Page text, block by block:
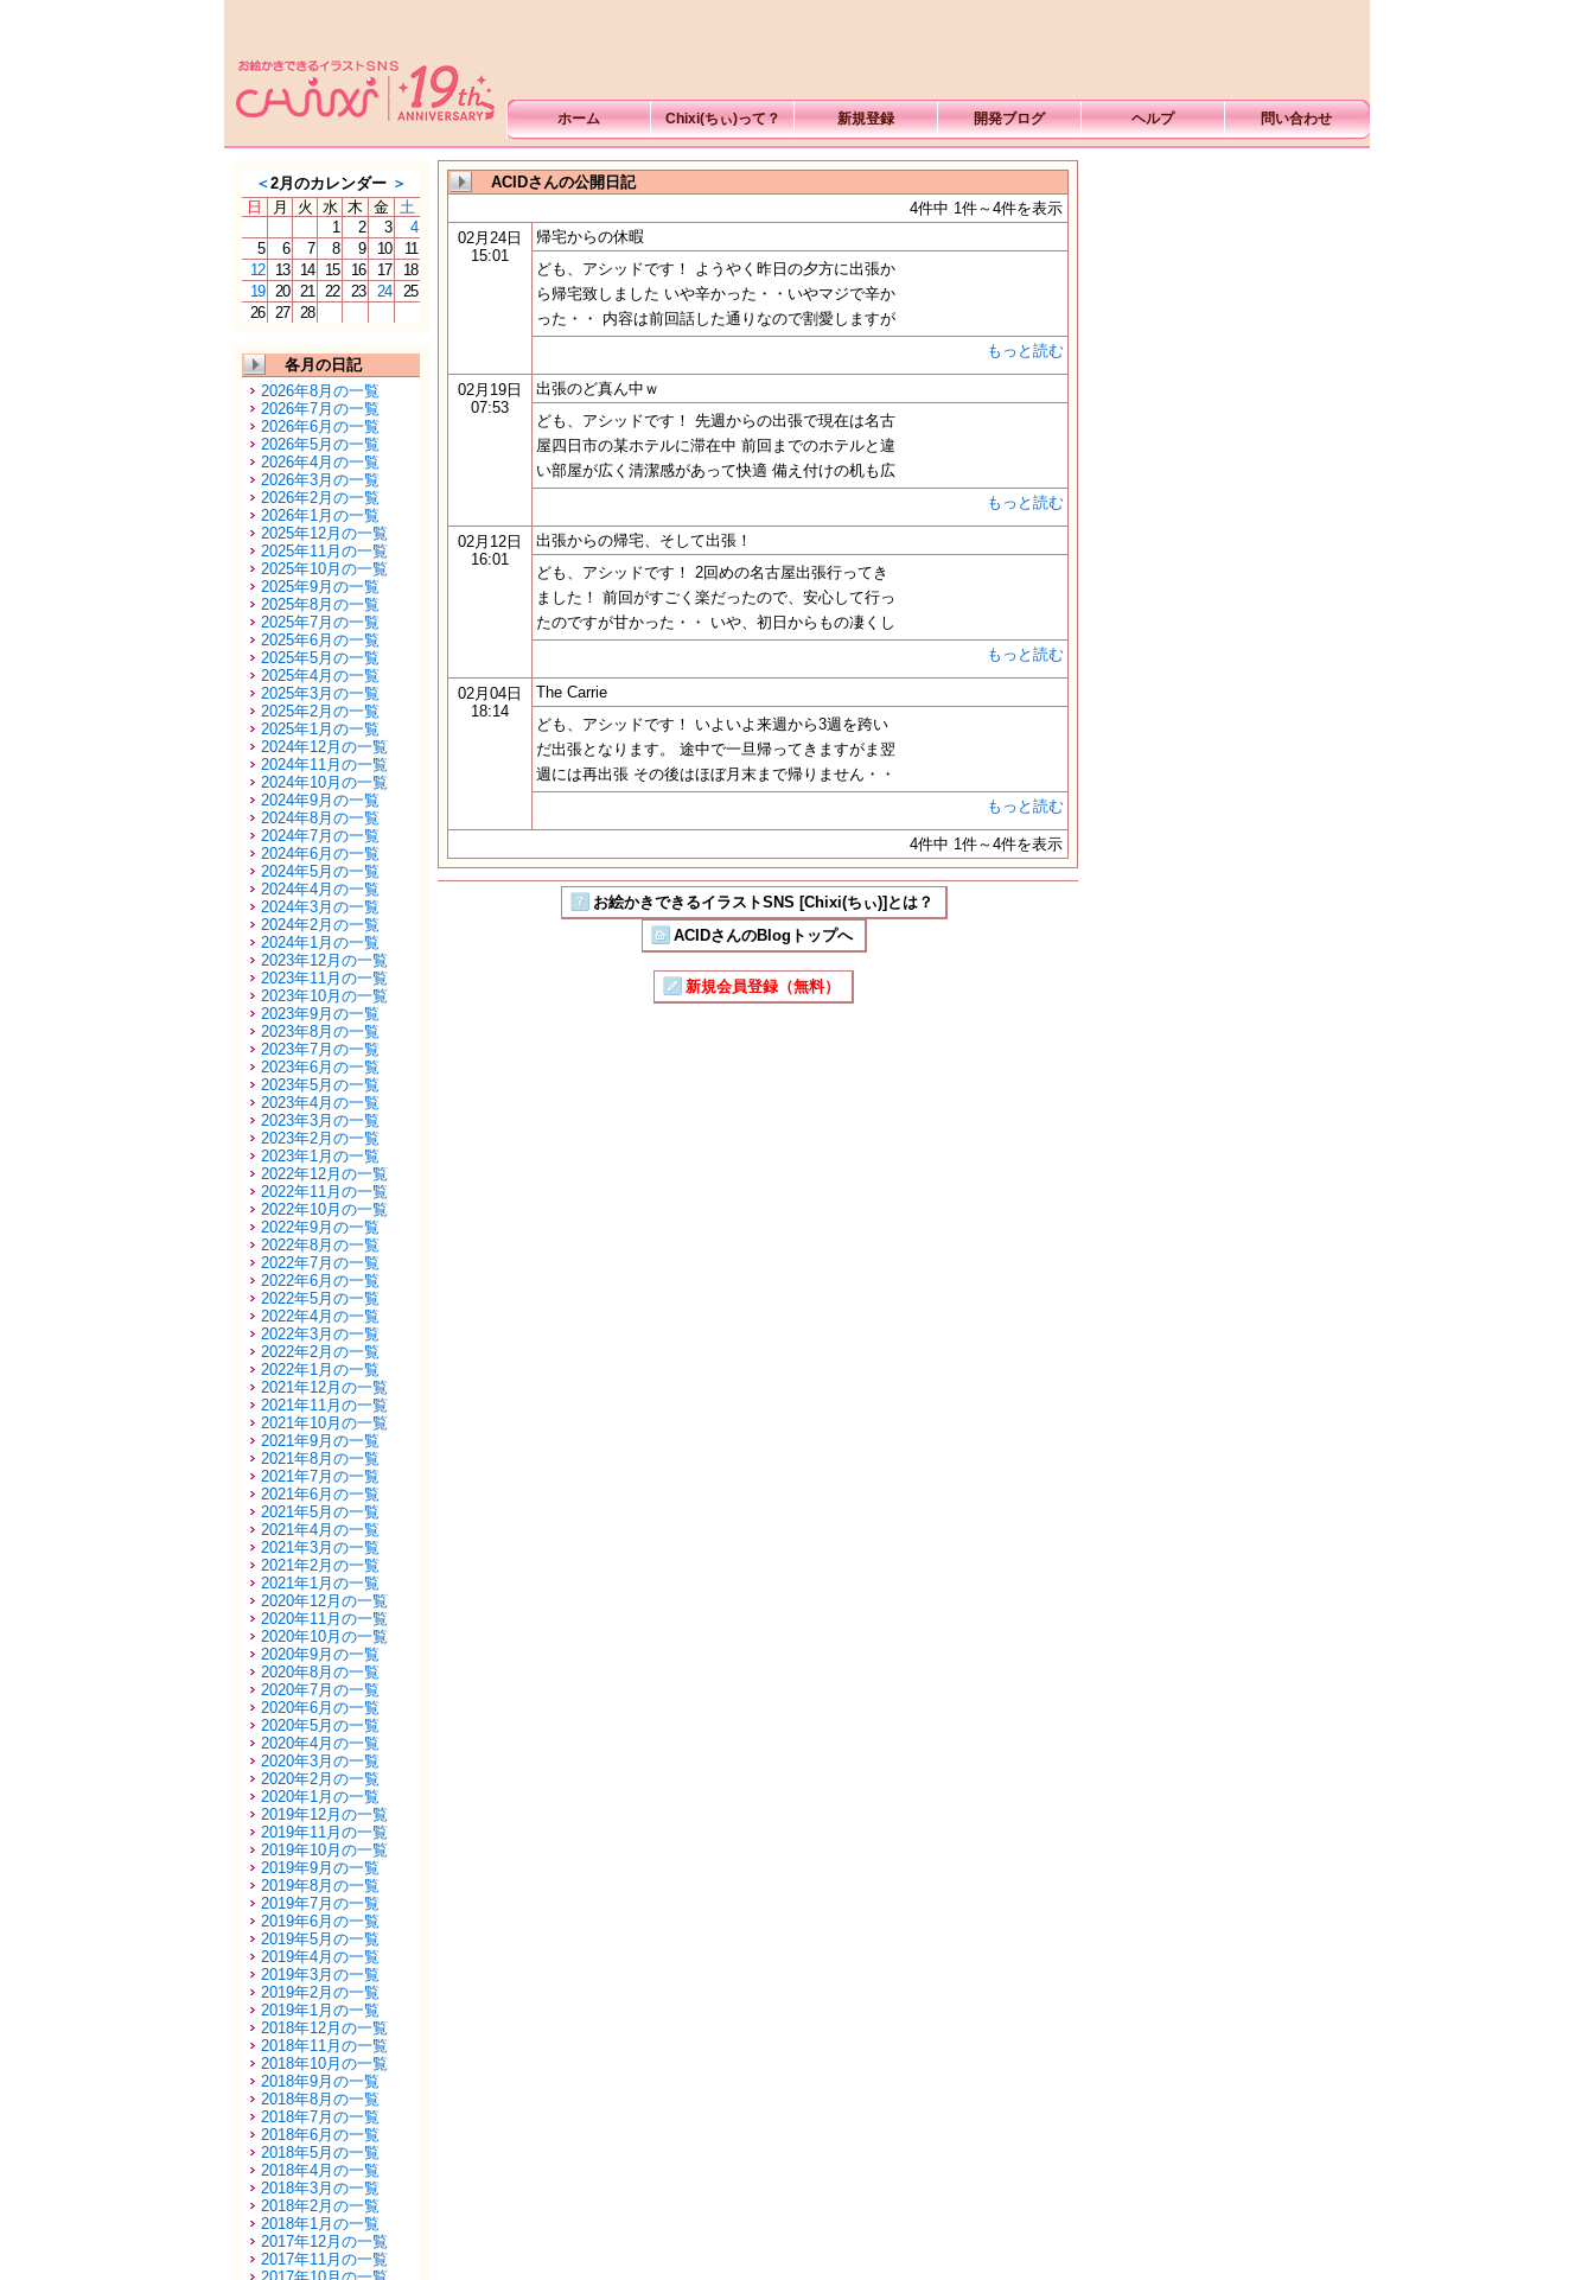
ホーム Chixi(ちぃ)って？ 新規登録 開発ブログ ヘルプ 問い合わせ
＜2月のカレンダー ＞
日
月 火 水 木 金 土
1
2 3
4
5
6 7 8 9 10
11
12
13 14 15 16 17
18
19 20 21 22 23 24
25
26 27 28
各月の日記
2026年8月の一覧
2026年7月の一覧
2026年6月の一覧
2026年5月の一覧
2026年4月の一覧
2026年3月の一覧
2026年2月の一覧
2026年1月の一覧
2025年12月の一覧
2025年11月の一覧
2025年10月の一覧
2025年9月の一覧
2025年8月の一覧
2025年7月の一覧
2025年6月の一覧
2025年5月の一覧
2025年4月の一覧
2025年3月の一覧
2025年2月の一覧
2025年1月の一覧
2024年12月の一覧
2024年11月の一覧
2024年10月の一覧
2024年9月の一覧
2024年8月の一覧
2024年7月の一覧
2024年6月の一覧
2024年5月の一覧
2024年4月の一覧
2024年3月の一覧
2024年2月の一覧
2024年1月の一覧
2023年12月の一覧
2023年11月の一覧
2023年10月の一覧
2023年9月の一覧
2023年8月の一覧
2023年7月の一覧
2023年6月の一覧
2023年5月の一覧
2023年4月の一覧
2023年3月の一覧
2023年2月の一覧
2023年1月の一覧
2022年12月の一覧
2022年11月の一覧
2022年10月の一覧
2022年9月の一覧
2022年8月の一覧
2022年7月の一覧
2022年6月の一覧
2022年5月の一覧
2022年4月の一覧
2022年3月の一覧
2022年2月の一覧
2022年1月の一覧
2021年12月の一覧
2021年11月の一覧
2021年10月の一覧
2021年9月の一覧
2021年8月の一覧
2021年7月の一覧
2021年6月の一覧
2021年5月の一覧
2021年4月の一覧
2021年3月の一覧
2021年2月の一覧
2021年1月の一覧
2020年12月の一覧
2020年11月の一覧
2020年10月の一覧
2020年9月の一覧
2020年8月の一覧
2020年7月の一覧
2020年6月の一覧
2020年5月の一覧
2020年4月の一覧
2020年3月の一覧
2020年2月の一覧
2020年1月の一覧
2019年12月の一覧
2019年11月の一覧
2019年10月の一覧
2019年9月の一覧
2019年8月の一覧
2019年7月の一覧
2019年6月の一覧
2019年5月の一覧
2019年4月の一覧
2019年3月の一覧
2019年2月の一覧
2019年1月の一覧
2018年12月の一覧
2018年11月の一覧
2018年10月の一覧
2018年9月の一覧
2018年8月の一覧
2018年7月の一覧
2018年6月の一覧
2018年5月の一覧
2018年4月の一覧
2018年3月の一覧
2018年2月の一覧
2018年1月の一覧
2017年12月の一覧
2017年11月の一覧
ACIDさんの公開日記
4件中 1件～4件を表示
02月24日
15:01
帰宅からの休暇
ども、アシッドです！ ようやく昨日の夕方に出張か
ら帰宅致しました いや辛かった・・いやマジで辛か
った・・ 内容は前回話した通りなので割愛しますが
もっと読む
02月19日
07:53
出張のど真ん中ｗ
ども、アシッドです！ 先週からの出張で現在は名古
屋四日市の某ホテルに滞在中 前回までのホテルと違
い部屋が広く清潔感があって快適 備え付けの机も広
もっと読む
02月12日
16:01
出張からの帰宅、そして出張！
ども、アシッドです！ 2回めの名古屋出張行ってき
ました！ 前回がすごく楽だったので、安心して行っ
たのですが甘かった・・ いや、初日からもの凄くし
もっと読む
02月04日
18:14
The Carrie
ども、アシッドです！ いよいよ来週から3週を跨い
だ出張となります。 途中で一旦帰ってきますがま翌
週には再出張 その後はほぼ月末まで帰りません・・
もっと読む
4件中 1件～4件を表示
お絵かきできるイラストSNS [Chixi(ちぃ)]とは？
ACIDさんのBlogトップへ
新規会員登録（無料）